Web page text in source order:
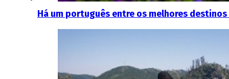
Há um português entre os melhores